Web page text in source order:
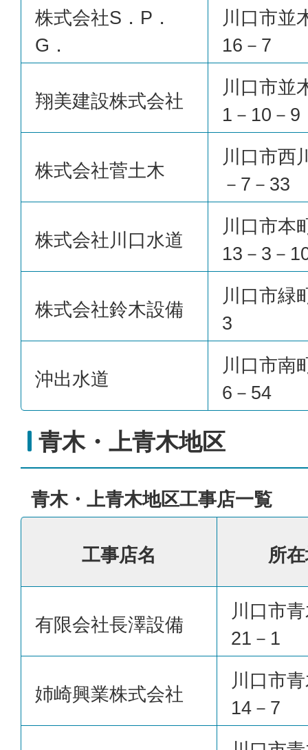
株式会社S．P．
G．
川口市並
16－7
翔美建設株式会社
川口市並
1－10－9
株式会社菅土木
川口市西
－7－33
株式会社川口水道
川口市本
13－3－
株式会社鈴木設備
川口市緑
3
沖出水道
川口市南
6－54
青木・上青木地区
青木・上青木地区工事店一覧
工事店名 所
有限会社長澤設備
川口市
21－1
姉崎興業株式会社
川口市
14－7